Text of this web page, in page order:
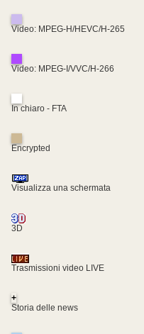
Video: MPEG-H/HEVC/H-265
Video: MPEG-I/VVC/H-266
In chiaro - FTA
Encrypted
Visualizza una schermata
3D
Trasmissioni video LIVE
+
Storia delle news